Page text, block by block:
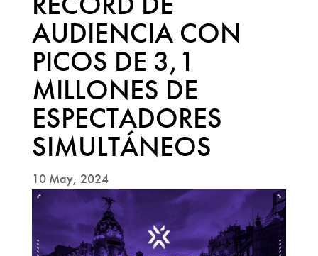
AUDIENCIA CON
PICOS DE 3,1
MILLONES DE
ESPECTADORES
SIMULTÁNEOS
10 May, 2024